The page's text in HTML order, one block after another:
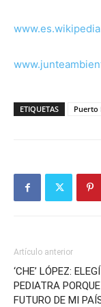
ETIQUETAS Puerto
Artículo anterior
‘CHE’ LÓPEZ:
PEDIATRA
FUTURO DE MI